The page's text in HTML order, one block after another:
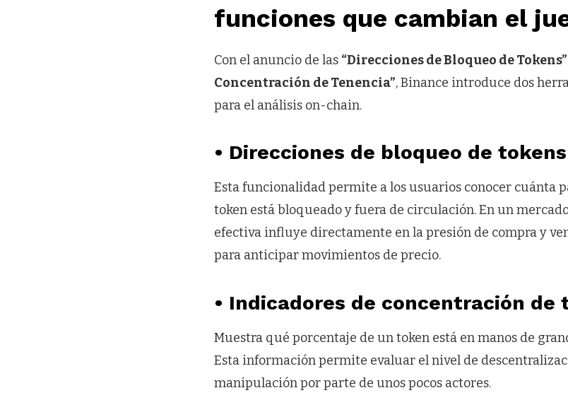
funciones que cambian el
Con el anuncio de las “Direcciones de Bloqueo de Tokens”
Concentración de Tenencia”, Binance introduce dos
para el análisis on-chain.
• Direcciones de bloqueo de tokens
Esta funcionalidad permite a los usuarios conocer cuánta
token está bloqueado y fuera de circulación. En un
efectiva influye directamente en la presión de compra y
para anticipar movimientos de precio.
• Indicadores de concentración de
Muestra qué porcentaje de un token está en manos de
Esta información permite evaluar el nivel de
manipulación por parte de unos pocos actores.